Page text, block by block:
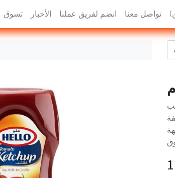
تسوق الأخبار انضم لفريق عملنا تواصل معنا